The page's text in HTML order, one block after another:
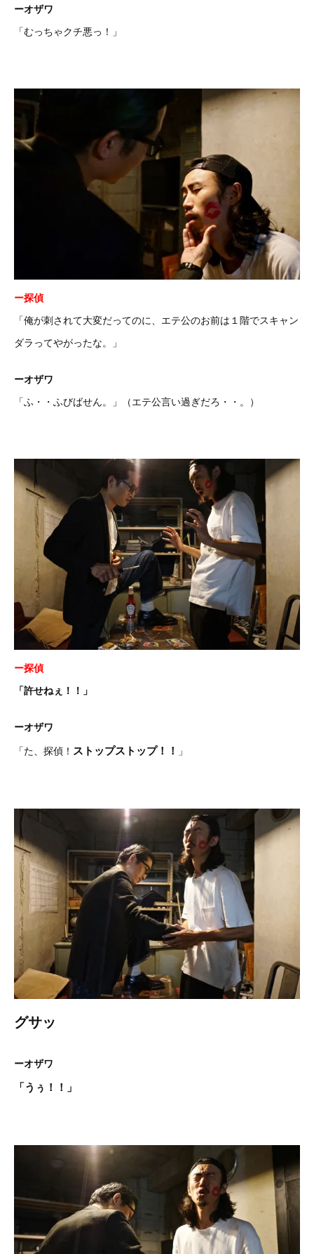
ーオザワ
「むっちゃクチ悪っ！」
ー探偵
「俺が刺されて大変だってのに、エテ公のお前は１階でスキャン
ダラってやがったな。」
ーオザワ
「ふ・・ふびばせん。」（エテ公言い過ぎだろ・・。）
ー探偵
「許せねぇ！！」
ーオザワ
「た、探偵！ ストップストップ！！ 」
グサッ
ーオザワ
「うぅ！！」